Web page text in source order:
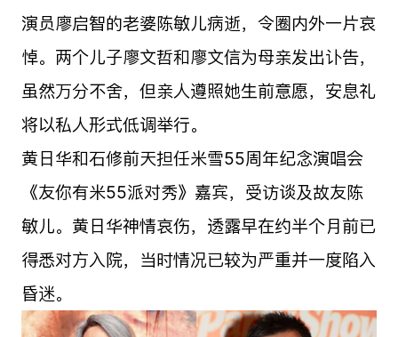
演员廖启智的老婆陈敏儿病逝，令圈内外一片哀
悼。两个儿子廖文哲和廖文信为母亲发出讣告，
虽然万分不舍，但亲人遵照她生前意愿，安息礼
将以私人形式低调举行。
黄日华和石修前天担任米雪55周年纪念演唱会
《友你有米55派对秀》嘉宾，受访谈及故友陈
敏儿。黄日华神情哀伤，透露早在约半个月前已
得悉对方入院，当时情况已较为严重并一度陷入
昏迷。